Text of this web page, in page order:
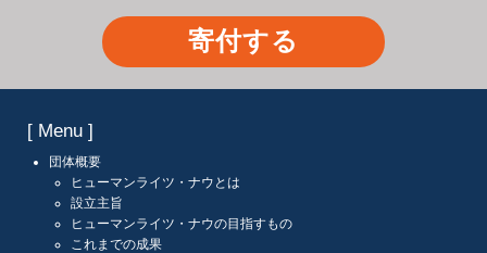
寄付する
[ Menu ]
団体概要
ヒューマンライツ・ナウとは
設立主旨
ヒューマンライツ・ナウの目指すもの
これまでの成果